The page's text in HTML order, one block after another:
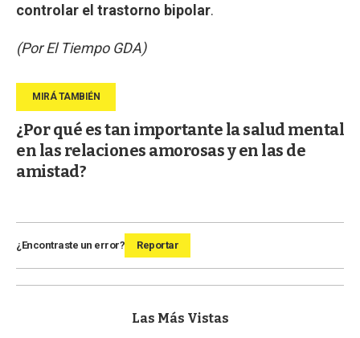
controlar el trastorno bipolar.
(Por El Tiempo GDA)
¿Por qué es tan importante la salud mental
en las relaciones amorosas y en las de
amistad?
¿Encontraste un error? Reportar
Las Más Vistas